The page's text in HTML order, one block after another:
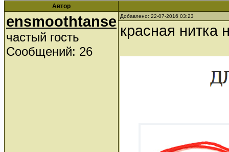
Автор
ensmoothtanse
частый гость
Сообщений: 26
Добавлено: 22-07-2016 03:23
красная нитка